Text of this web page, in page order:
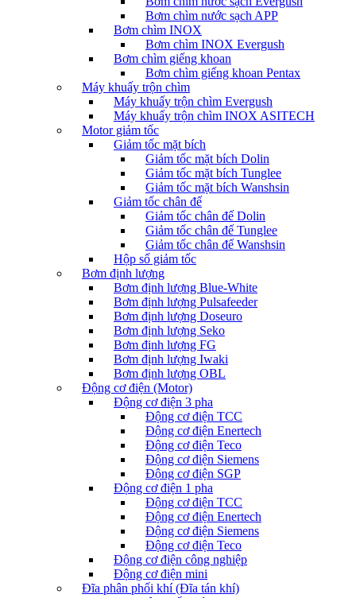
Bơm chìm nước sạch APP
Bơm chìm INOX
Bơm chìm INOX Evergush
Bơm chìm giếng khoan
Bơm chìm giếng khoan Pentax
Máy khuấy trộn chìm
Máy khuấy trộn chìm Evergush
Máy khuấy trộn chìm INOX ASITECH
Motor giảm tốc
Giảm tốc mặt bích
Giảm tốc mặt bích Dolin
Giảm tốc mặt bích Tunglee
Giảm tốc mặt bích Wanshsin
Giảm tốc chân đế
Giảm tốc chân đế Dolin
Giảm tốc chân đế Tunglee
Giảm tốc chân đế Wanshsin
Hộp số giảm tốc
Bơm định lượng
Bơm định lượng Blue-White
Bơm định lượng Pulsafeeder
Bơm định lượng Doseuro
Bơm định lượng Seko
Bơm định lượng FG
Bơm định lượng Iwaki
Bơm định lượng OBL
Động cơ điện (Motor)
Động cơ điện 3 pha
Động cơ điện TCC
Động cơ điện Enertech
Động cơ điện Teco
Động cơ điện Siemens
Động cơ điện SGP
Động cơ điện 1 pha
Động cơ điện TCC
Động cơ điện Enertech
Động cơ điện Siemens
Động cơ điện Teco
Động cơ điện công nghiệp
Động cơ điện mini
Đĩa phân phối khí (Đĩa tán khí)